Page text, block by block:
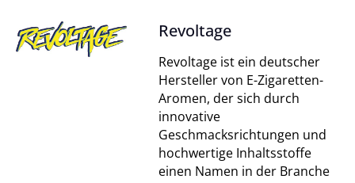
Revoltage
Revoltage ist ein deutscher
Hersteller von E-Zigaretten-
Aromen, der sich durch
innovative
Geschmacksrichtungen und
hochwertige Inhaltsstoffe
einen Namen in der Branche